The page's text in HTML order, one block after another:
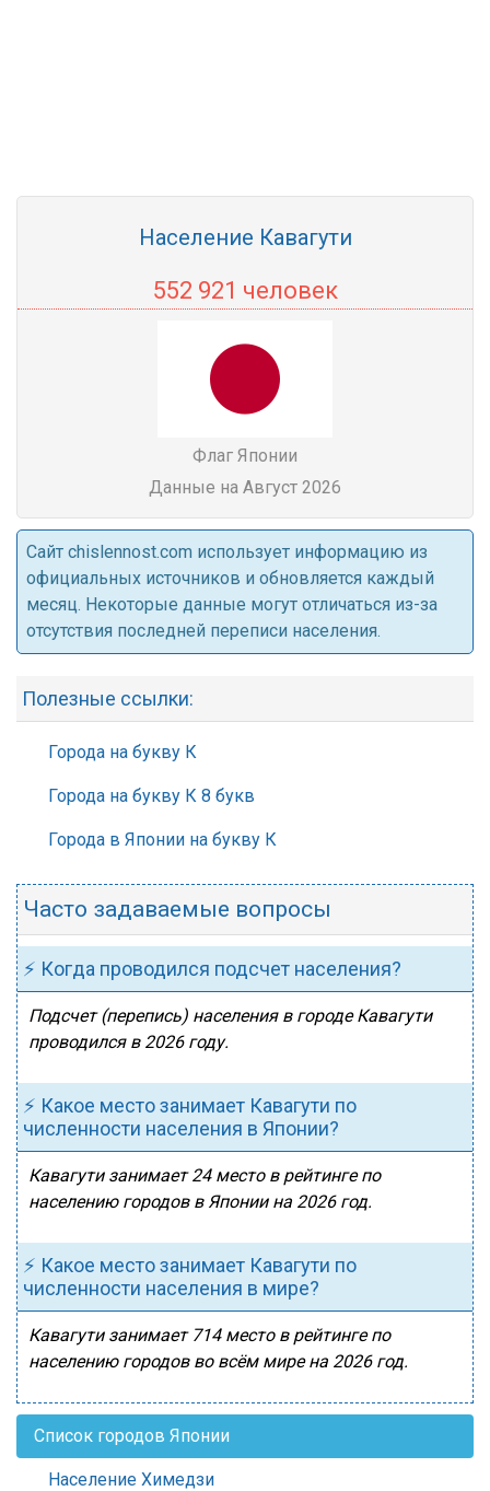
Население Кавагути
552 921 человек
Флаг Японии
Данные на Август 2026
Cайт chislennost.com использует информацию из
официальных источников и обновляется каждый
месяц. Некоторые данные могут отличаться из-за
отсутствия последней переписи населения.
Полезные ссылки:
Города на букву К
Города на букву К 8 букв
Города в Японии на букву К
Часто задаваемые вопросы
⚡ Когда проводился подсчет населения?
Подсчет (перепись) населения в городе Кавагути
проводился в 2026 году.
⚡ Какое место занимает Кавагути по
численности населения в Японии?
Кавагути занимает 24 место в рейтинге по
населению городов в Японии на 2026 год.
⚡ Какое место занимает Кавагути по
численности населения в мире?
Кавагути занимает 714 место в рейтинге по
населению городов во всём мире на 2026 год.
Список городов Японии
Население Химедзи